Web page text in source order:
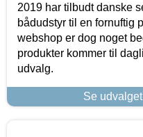
2019 har tilbudt danske
bådudstyr til en fornuftig
webshop er dog noget
produkter kommer til
udvalg.
Se